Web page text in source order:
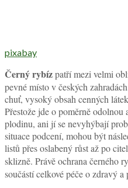
pixabay
Černý rybízpatří mezi velmi
pevné místo v českých
chuť, vysoký obsah cenných
Přestože jde o poměrně
plodinu, ani jí se nevyhýbají
situace podcení, mohou být
listů přes oslabený růst až po
sklizně. Právě ochrana černého
součástí celkové péče o zdravý